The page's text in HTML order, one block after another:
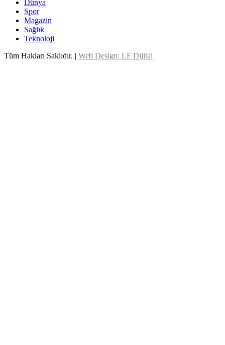
Dünya
Spor
Magazin
Sağlık
Teknoloji
Tüm Hakları Saklıdır. | Web Design: LF Dijital